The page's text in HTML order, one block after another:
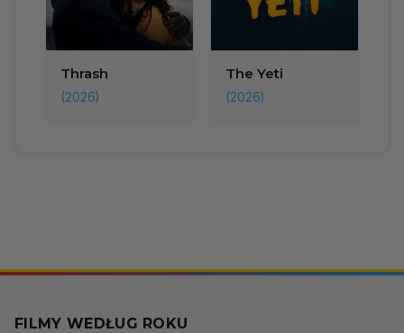
Thrash
(2026)
The Yeti
(2026)
FILMY WEDŁUG ROKU